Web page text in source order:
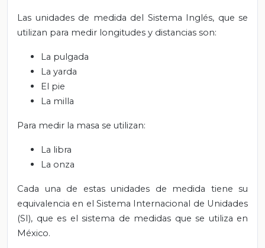
Las unidades de medida del Sistema Inglés, que se
utilizan para medir longitudes y distancias son:
La pulgada
La yarda
El pie
La milla
Para medir la masa se utilizan:
La libra
La onza
Cada una de estas unidades de medida tiene su
equivalencia en el Sistema Internacional de Unidades
(SI), que es el sistema de medidas que se utiliza en
México.